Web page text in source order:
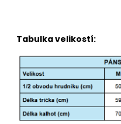
Tabulka velikostí: